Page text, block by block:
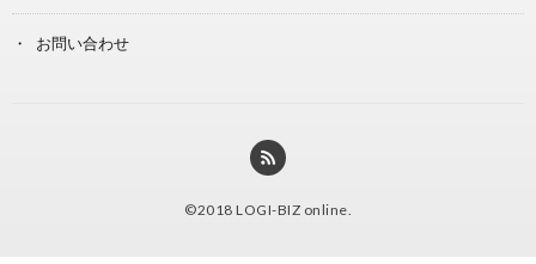
お問い合わせ
©2018 LOGI-BIZ online